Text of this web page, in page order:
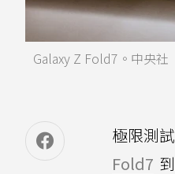
Galaxy Z Fold7。中央社
極限測
Fold7